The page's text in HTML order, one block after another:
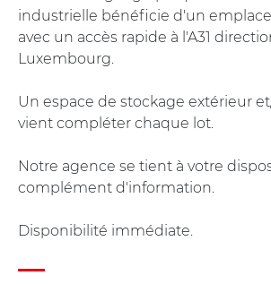
industrielle bénéficie d'un
avec un accès rapide à l'A31
Luxembourg.
Un espace de stockage extérieur
vient compléter chaque lot.
Notre agence se tient à votre
complément d'information.
Disponibilité immédiate.